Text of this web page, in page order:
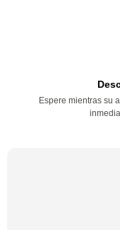
Espere mientras su